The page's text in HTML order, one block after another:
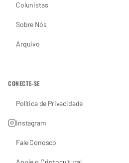
Colunistas
Sobre Nós
Arquivo
CONECTE-SE
Política de Privacidade
Instagram
Fale Conosco